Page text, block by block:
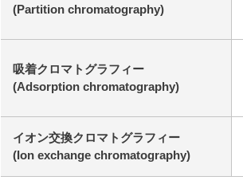
(Partition chromatography)
吸着クロマトグラフィー
(Adsorption chromatography)
イオン交換クロマトグラフィー
(Ion exchange chromatography)